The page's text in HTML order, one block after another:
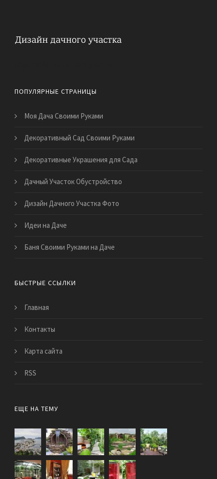
ПОПУЛЯРНЫЕ СТРАНИЦЫ
Моя Дача Своими Руками
Декоративный Сад Своими Руками
Декоративные Украшения для Сада
Дачный Участок Обустройство
Дизайн Дачного Участка Фото
Идеи на Даче
Баня Своими Руками на Даче
БЫСТРЫЕ ССЫЛКИ
Главная
Контакты
Карта сайта
RSS
ЕЩЕ НА ТЕМУ